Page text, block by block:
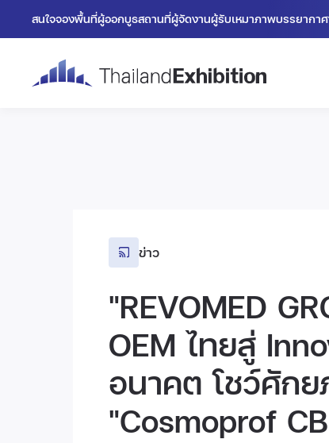
สนใจจองพื้นที่ผู้ออกบูธสถานที่ผู้จัดงานผู้รับเหมาภาพบรรยากา
ข่าว
"REVOMED
OEM ไทยสู่
อนาคต โชว์ศัก
"Cosmoprof